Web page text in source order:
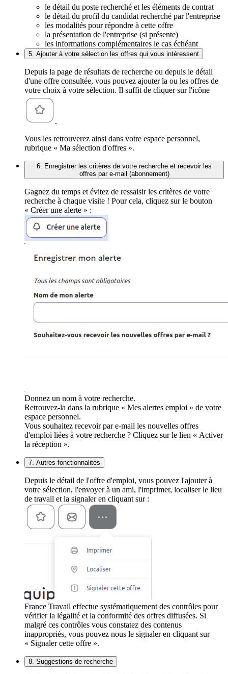
le détail du poste recherché et les éléments de contrat
le détail du profil du candidat recherché par l'entreprise
les modalités pour répondre à cette offre
la présentation de l'entreprise (si présente)
les informations complémentaires le cas échéant
5. Ajouter à votre sélection les offres qui vous intéressent
Depuis la page de résultats de recherche ou depuis le détail
d'une offre consultée, vous pouvez ajouter la ou les offres de
votre choix à votre sélection. Il suffit de cliquer sur l'icône
.
Vous les retrouverez ainsi dans votre espace personnel,
rubrique « Ma sélection d'offres ».
6. Enregistrer les critères de votre recherche et recevoir les
offres par e-mail (abonnement)
Gagnez du temps et évitez de ressaisir les critères de votre
recherche à chaque visite ! Pour cela, cliquez sur le bouton
« Créer une alerte » :
Donnez un nom à votre recherche.
Retrouvez-la dans la rubrique « Mes alertes emploi » de votre
espace personnel.
Vous souhaitez recevoir par e-mail les nouvelles offres
d'emploi liées à votre recherche ? Cliquez sur le lien « Activer
la réception ».
7. Autres fonctionnalités
Depuis le détail de l'offre d'emploi, vous pouvez l'ajouter à
votre sélection, l'envoyer à un ami, l'imprimer, localiser le lieu
de travail et la signaler en cliquant sur :
France Travail effectue systématiquement des contrôles pour
vérifier la légalité et la conformité des offres diffusées. Si
malgré ces contrôles vous constatez des contenus
inappropriés, vous pouvez nous le signaler en cliquant sur
« Signaler cette offre ».
8. Suggestions de recherche